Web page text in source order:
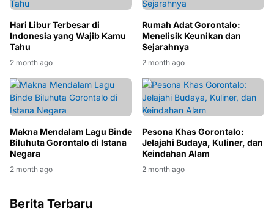
Hari Libur Terbesar di
Indonesia yang Wajib Kamu
Tahu
2 month ago
Rumah Adat Gorontalo:
Menelisik Keunikan dan
Sejarahnya
2 month ago
Makna Mendalam Lagu Binde
Biluhuta Gorontalo di Istana
Negara
2 month ago
Pesona Khas Gorontalo:
Jelajahi Budaya, Kuliner, dan
Keindahan Alam
2 month ago
Berita Terbaru